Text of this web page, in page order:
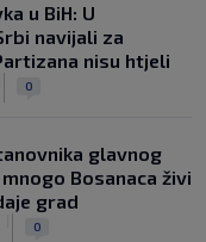
u BiH: U
navijali za
nisu htjeli
0
glavnog
Bosanaca živi
grad
0